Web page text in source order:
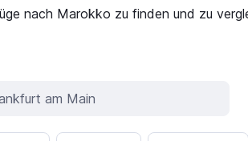
nach Marokko zu finden und zu